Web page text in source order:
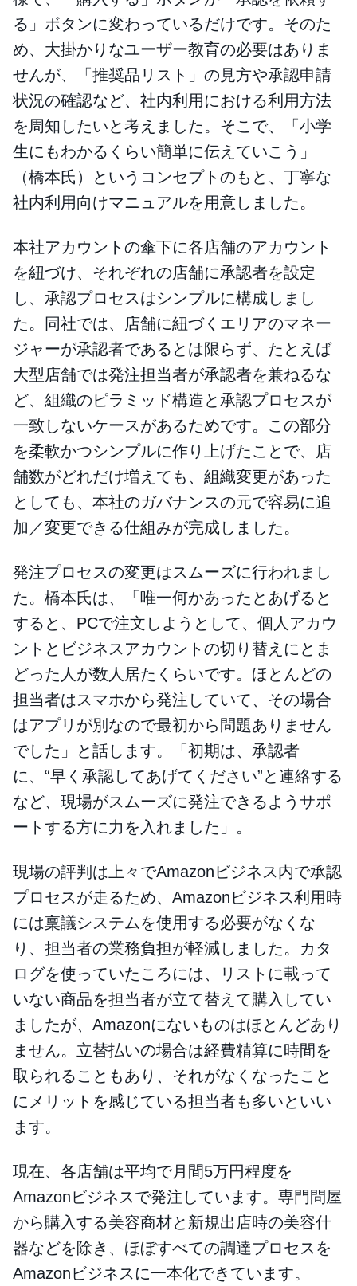
る」ボタンに変わっているだけです。そのた
め、大掛かりなユーザー教育の必要はありま
せんが、「推奨品リスト」の見方や承認申請
状況の確認など、社内利用における利用方法
を周知したいと考えました。そこで、「小学
生にもわかるくらい簡単に伝えていこう」
（橋本氏）というコンセプトのもと、丁寧な
社内利用向けマニュアルを用意しました。
本社アカウントの傘下に各店舗のアカウント
を紐づけ、それぞれの店舗に承認者を設定
し、承認プロセスはシンプルに構成しまし
た。同社では、店舗に紐づくエリアのマネー
ジャーが承認者であるとは限らず、たとえば
大型店舗では発注担当者が承認者を兼ねるな
ど、組織のピラミッド構造と承認プロセスが
一致しないケースがあるためです。この部分
を柔軟かつシンプルに作り上げたことで、店
舗数がどれだけ増えても、組織変更があった
としても、本社のガバナンスの元で容易に追
加／変更できる仕組みが完成しました。
発注プロセスの変更はスムーズに行われまし
た。橋本氏は、「唯一何かあったとあげると
すると、PCで注文しようとして、個人アカウ
ントとビジネスアカウントの切り替えにとま
どった人が数人居たくらいです。ほとんどの
担当者はスマホから発注していて、その場合
はアプリが別なので最初から問題ありません
でした」と話します。「初期は、承認者
に、“早く承認してあげてください”と連絡する
など、現場がスムーズに発注できるようサポ
ートする方に力を入れました」。
現場の評判は上々でAmazonビジネス内で承認
プロセスが走るため、Amazonビジネス利用時
には稟議システムを使用する必要がなくな
り、担当者の業務負担が軽減しました。カタ
ログを使っていたころには、リストに載って
いない商品を担当者が立て替えて購入してい
ましたが、Amazonにないものはほとんどあり
ません。立替払いの場合は経費精算に時間を
取られることもあり、それがなくなったこと
にメリットを感じている担当者も多いといい
ます。
現在、各店舗は平均で月間5万円程度を
Amazonビジネスで発注しています。専門問屋
から購入する美容商材と新規出店時の美容什
器などを除き、ほぼすべての調達プロセスを
Amazonビジネスに一本化できています。